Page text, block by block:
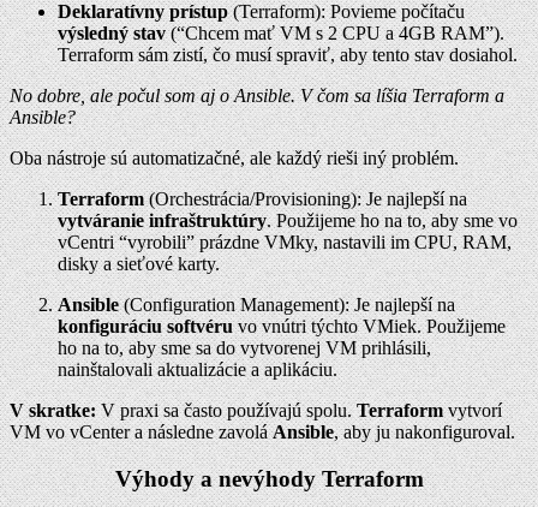
Deklaratívny prístup(Terraform): Povieme počítaču
výsledný stav(“Chcem mať VM s 2 CPU a 4GB RAM”).
Terraform sám zistí, čo musí spraviť, aby tento stav dosiahol.
No dobre, ale počul som aj o Ansible. V čom sa líšia Terraform a
Ansible?
Oba nástroje sú automatizačné, ale každý rieši iný problém.
Terraform(Orchestrácia/Provisioning): Je najlepší na
vytváranie infraštruktúry. Použijeme ho na to, aby sme vo
vCentri “vyrobili” prázdne VMky, nastavili im CPU, RAM,
disky a sieťové karty.
Ansible(Configuration Management): Je najlepší na
konfiguráciu softvéruvo vnútri týchto VMiek. Použijeme
ho na to, aby sme sa do vytvorenej VM prihlásili,
nainštalovali aktualizácie a aplikáciu.
V skratke:V praxi sa často používajú spolu.Terraformvytvorí
VM vo vCenter a následne zavoláAnsible, aby ju nakonfiguroval.
Výhody a nevýhody Terraform